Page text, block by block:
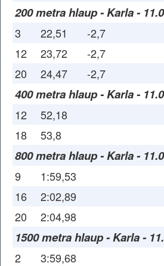
200 metra hlaup - Karla -
3 22,51 -2,7
12 23,72 -2,7
20 24,47 -2,7
400 metra hlaup - Karla -
12 52,18
18 53,8
800 metra hlaup - Karla -
9 1:59,53
16 2:02,89
20 2:04,98
1500 metra hlaup - Karla -
2 3:59,68